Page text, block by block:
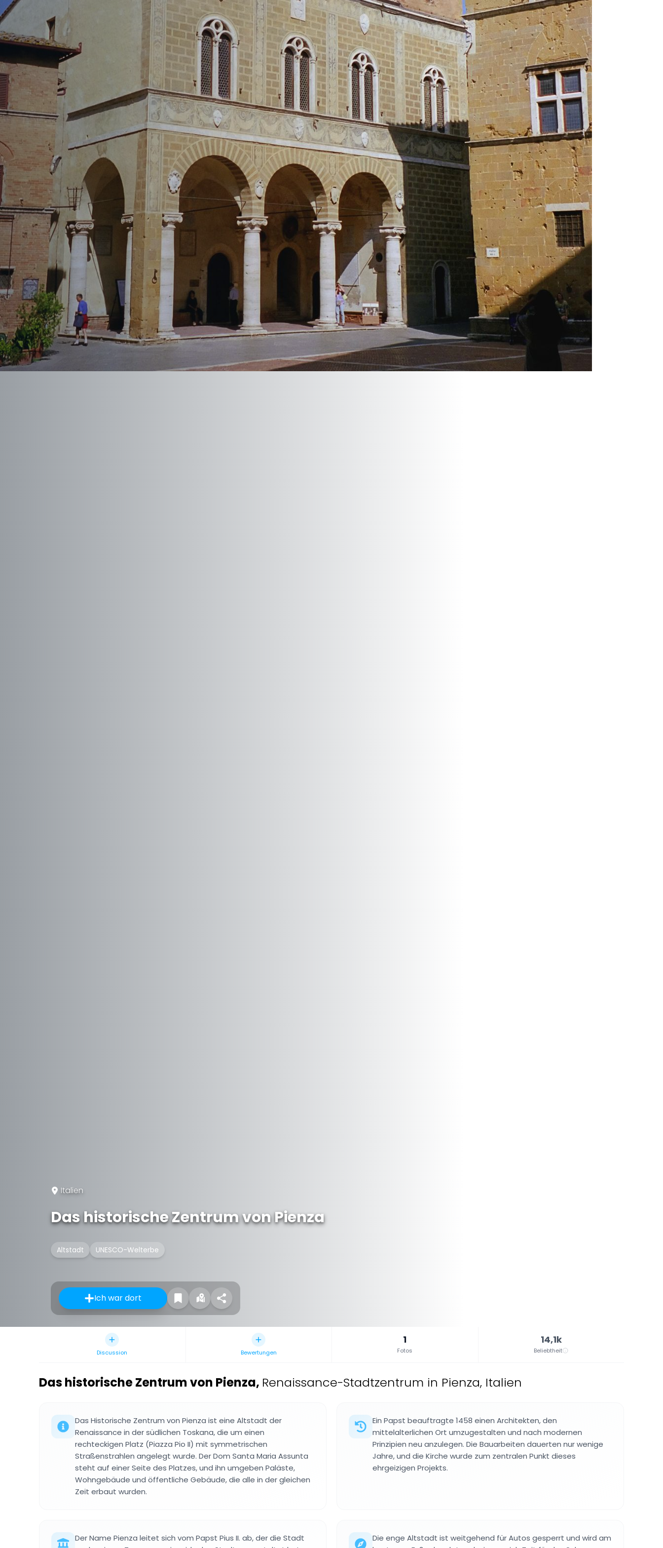
Italien
Das historische Zentrum von Pienza
Altstadt UNESCO-Welterbe
Ich war dort
Discussion Bewertungen
1
Fotos
14,1k
Beliebtheit
Das historische Zentrum von Pienza, Renaissance-Stadtzentrum in Pienza, Italien
Das Historische Zentrum von Pienza ist eine Altstadt der
Renaissance in der südlichen Toskana, die um einen
rechteckigen Platz (Piazza Pio II) mit symmetrischen
Straßenstrahlen angelegt wurde. Der Dom Santa Maria Assunta
steht auf einer Seite des Platzes, und ihn umgeben Paläste,
Wohngebäude und öffentliche Gebäude, die alle in der gleichen
Zeit erbaut wurden.
Ein Papst beauftragte 1458 einen Architekten, den
mittelalterlichen Ort umzugestalten und nach modernen
Prinzipien neu anzulegen. Die Bauarbeiten dauerten nur wenige
Jahre, und die Kirche wurde zum zentralen Punkt dieses
ehrgeizigen Projekts.
Der Name Pienza leitet sich vom Papst Pius II. ab, der die Stadt
Die enge Altstadt ist weitgehend für Autos gesperrt und wird am